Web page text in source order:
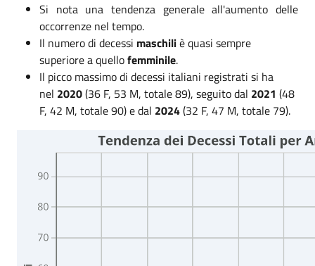
Si nota una tendenza generale all'aumento delle
occorrenze nel tempo.
Il numero di decessi maschiliè quasi sempre
superiore a quellofemminile.
Il picco massimo di decessi italiani registrati si ha
nel 2020(36 F, 53 M, totale 89), seguito dal 2021 (48
F, 42 M, totale 90) e dal 2024(32 F, 47 M, totale 79).